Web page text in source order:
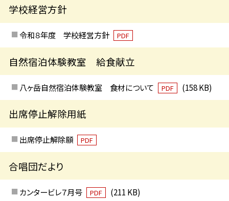
学校経営方針
令和８年度 学校経営方針 PDF
自然宿泊体験教室 給食献立
八ヶ岳自然宿泊体験教室 食材について PDF (158 KB)
出席停止解除用紙
出席停止解除願 PDF
合唱団だより
カンタービレ７月号 PDF
(211 KB)